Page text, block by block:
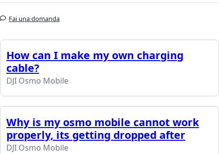
Fai una domanda
How can I make my own charging
cable?
DJI Osmo Mobile
Why is my osmo mobile cannot work
properly, its getting dropped after
DJI Osmo Mobile